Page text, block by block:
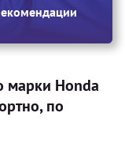
марки Honda
по